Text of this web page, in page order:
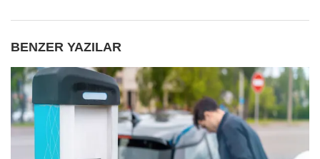
BENZER YAZILAR